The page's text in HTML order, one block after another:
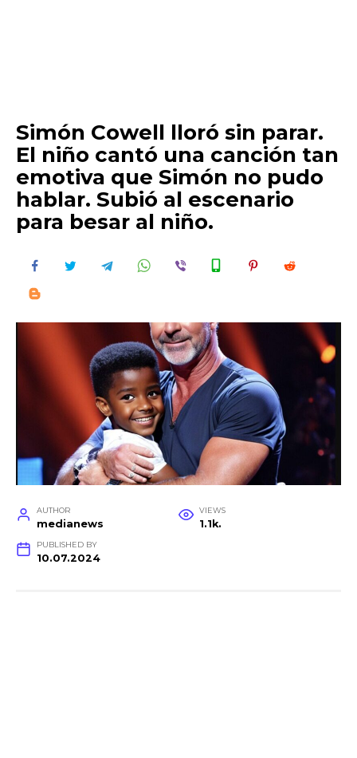
Simón Cowell lloró sin parar.
El niño cantó una canción tan
emotiva que Simón no pudo
hablar. Subió al escenario
para besar al niño.
AUTHOR
medianews
VIEWS
1.1k.
PUBLISHED BY
10.07.2024